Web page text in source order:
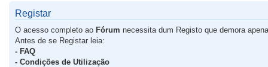
Registar
O acesso completo ao Fórum necessita dum Registo que demora
Antes de se Registar leia:
- FAQ
- Condições de Utilização